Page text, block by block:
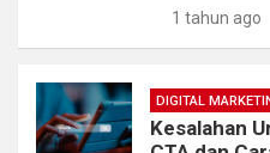
1 tahun ago
DIGITAL
Kesalahan